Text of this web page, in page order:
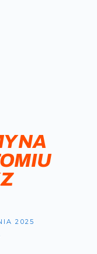
NA
2025